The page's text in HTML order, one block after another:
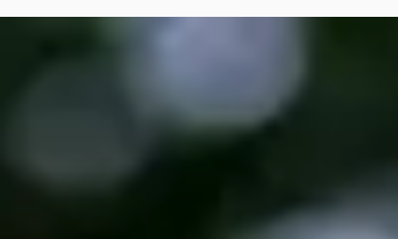
Folge dem Fotografen auf Instagram
Folge dem Fotografen auf TikTok
Videos des Fotografen auf